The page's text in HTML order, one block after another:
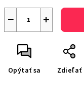
+
−
Opýtať sa Zdieľať